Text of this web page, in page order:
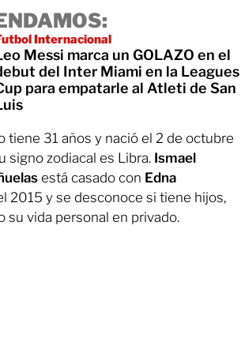
Internacional
Messi marca un GOLAZO en el
del Inter Miami en la Leagues
para empatarle al Atleti de San
tiene 31 años y nació el 2 de octubre
signo zodiacal es Libra. Ismael
está casado con Edna
2015 y se desconoce si tiene hijos,
su vida personal en privado.